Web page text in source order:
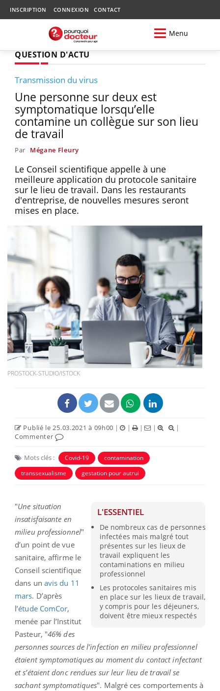
INSCRIPTION CONNEXION CONTACT
Menu
QUESTION D'ACTU
Transmission du virus
Une personne sur deux est
symptomatique lorsqu’elle
contamine un collègue sur son lieu
de travail
Par Mégane Fleury
Le Conseil scientifique appelle à une
meilleure application du protocole sanitaire
sur le lieu de travail. Dans les restaurants
d'entreprise, de nouvelles mesures seront
mises en place.
PROSTOCK-STUDIO/ISTOCK
Publié le 25.03.2021 à 09h00 | | | |
|
Commenter
Mots clés : Covid-19
contamination
transsexualisme
gestation pour autrui
L'ESSENTIEL
De nombreux cas de personnes
infectées mais malgré tout
présentes sur les lieux de
travail expliquent les
contaminations en milieu
professionnel
Les protocoles sanitaires mis
en place sur les lieux de travail,
y compris pour les déjeuners,
doivent être mieux respectés
"Une situation
insatisfaisante en
milieu professionnel"
d’un point de vue
sanitaire, affirme le
Conseil scientifique
dans un avis du 11
mars. D’après
l’étude ComCor,
menée par l’Institut
Pasteur, "46% des
personnes sources de l’infection en milieu professionnel
étaient symptomatiques au moment du contact infectant
et s’étaient donc rendues sur leur lieu de travail se
sachant symptomatiques". Malgré ces comportements à